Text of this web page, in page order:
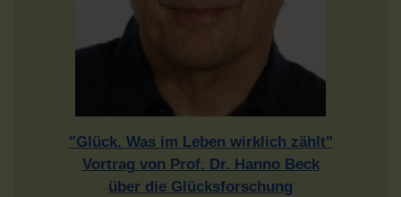
"Glück. Was im Leben wirklich zählt"
Vortrag von Prof. Dr. Hanno Beck
über die Glücksforschung